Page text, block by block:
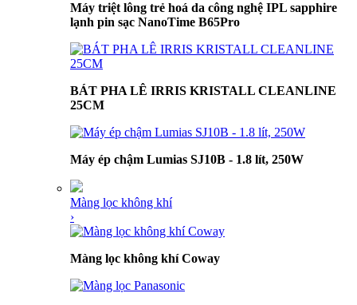
Máy triệt lông trẻ hoá da công nghệ IPL sapphire
lạnh pin sạc NanoTime B65Pro
BÁT PHA LÊ IRRIS KRISTALL CLEANLINE
25CM
Máy ép chậm Lumias SJ10B - 1.8 lít, 250W
Màng lọc không khí
›
Màng lọc không khí Coway